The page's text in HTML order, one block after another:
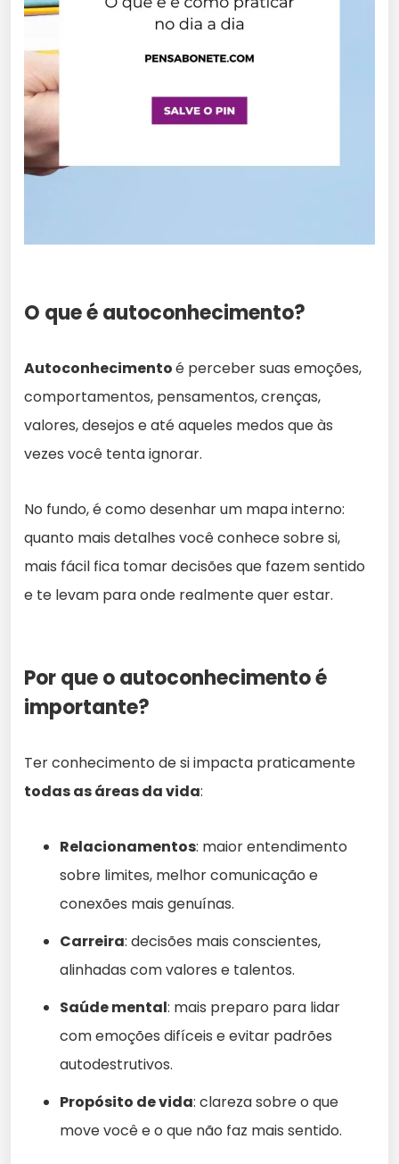
O que é autoconhecimento?
Autoconhecimentoé perceber suas emoções,
comportamentos, pensamentos, crenças,
valores, desejos e até aqueles medos que às
vezes você tenta ignorar.
No fundo, é como desenhar um mapa interno:
quanto mais detalhes você conhece sobre si,
mais fácil fica tomar decisões que fazem sentido
e te levam para onde realmente quer estar.
Por que o autoconhecimento é
importante?
Ter conhecimento de si impacta praticamente
todas as áreas da vida:
Relacionamentos: maior entendimento
sobre limites, melhor comunicação e
conexões mais genuínas.
Carreira: decisões mais conscientes,
alinhadas com valores e talentos.
Saúde mental: mais preparo para lidar
com emoções difíceis e evitar padrões
autodestrutivos.
Propósito de vida: clareza sobre o que
move você e o que não faz mais sentido.